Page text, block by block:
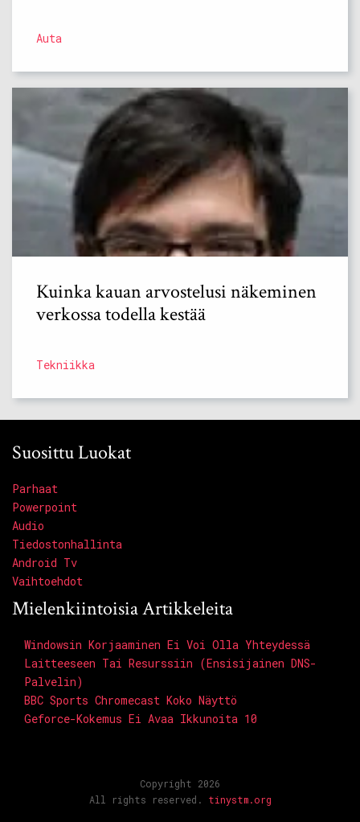
Auta
Kuinka kauan arvostelusi näkeminen
verkossa todella kestää
Tekniikka
Suosittu Luokat
Parhaat
Powerpoint
Audio
Tiedostonhallinta
Android Tv
Vaihtoehdot
Mielenkiintoisia Artikkeleita
Windowsin Korjaaminen Ei Voi Olla Yhteydessä
Laitteeseen Tai Resurssiin (ensisijainen DNS-
Palvelin)
BBC Sports Chromecast Koko Näyttö
Geforce-Kokemus Ei Avaa Ikkunoita 10
Copyright 2026
All rights reserved. tinystm.org